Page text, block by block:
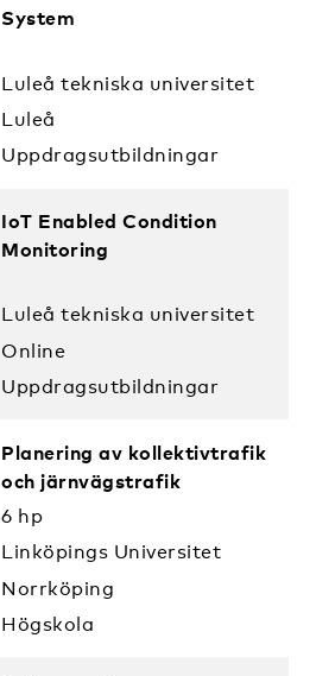
System
Luleå tekniska universitet
Luleå
Uppdragsutbildningar
IoT Enabled Condition
Monitoring
Luleå tekniska universitet
Online
Uppdragsutbildningar
Planering av kollektivtrafik
och järnvägstrafik
6 hp
Linköpings Universitet
Norrköping
Högskola